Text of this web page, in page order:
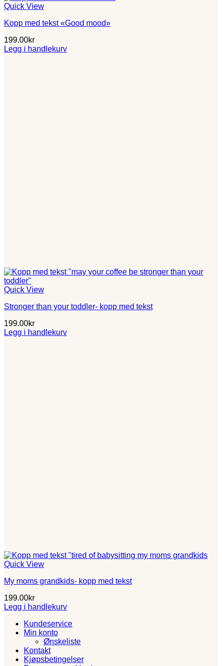
Quick View
Kopp med tekst «Good mood»
199.00kr
Legg i handlekurv
Quick View
Stronger than your toddler- kopp med tekst
199.00kr
Legg i handlekurv
Quick View
My moms grandkids- kopp med tekst
199.00kr
Legg i handlekurv
Kundeservice
Min konto
Ønskeliste
Kontakt
Kjøpsbetingelser